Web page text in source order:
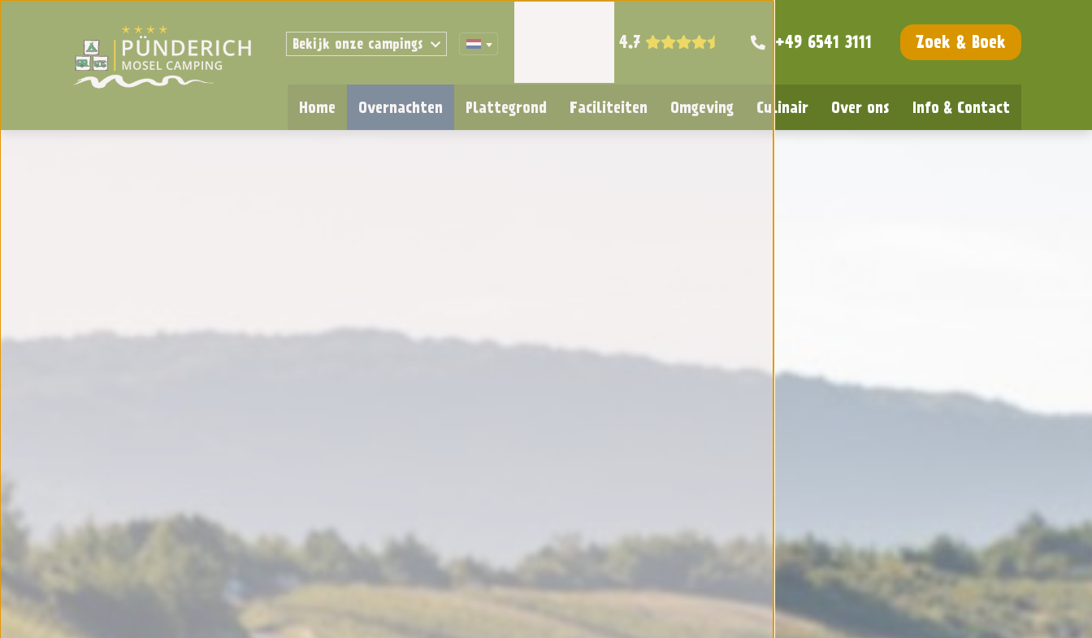
Bekijk onze campings 4.7 +49 6541 3111 Zoek & Boek
Home Overnachten Plattegrond Faciliteiten Omgeving Culinair Over ons Info & Contact